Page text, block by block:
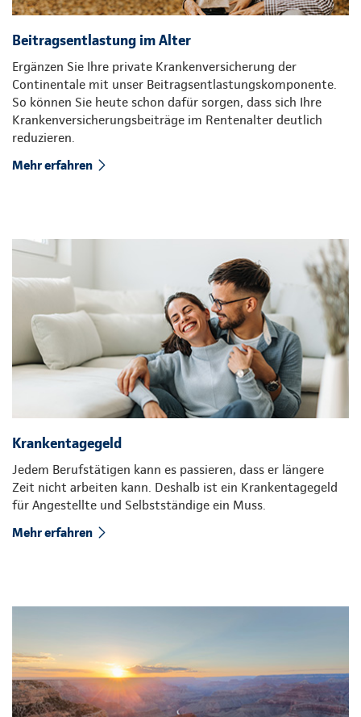
Beitragsentlastung im Alter
Ergänzen Sie Ihre private Krankenversicherung der
Continentale mit unser Beitragsentlastungskomponente.
So können Sie heute schon dafür sorgen, dass sich Ihre
Krankenversicherungsbeiträge im Rentenalter deutlich
reduzieren.
Mehr erfahren
Krankentagegeld
Jedem Berufstätigen kann es passieren, dass er längere
Zeit nicht arbeiten kann. Deshalb ist ein Krankentagegeld
für Angestellte und Selbstständige ein Muss.
Mehr erfahren